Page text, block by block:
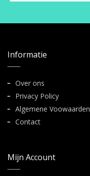
Informatie
Over ons
Privacy Policy
Algemene Voowaarden
Contact
Mijn Account